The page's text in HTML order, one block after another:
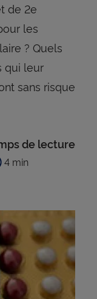
de 2e
les
? Quels
qui leur
sans risque
de lecture
4 min